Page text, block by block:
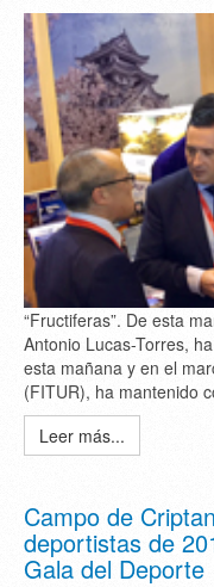
“Fructiferas”. De esta
Antonio Lucas-Torres,
esta mañana y en el
(FITUR), ha mantenido
Leer más...
Campo de
deportistas de
Gala del Deporte